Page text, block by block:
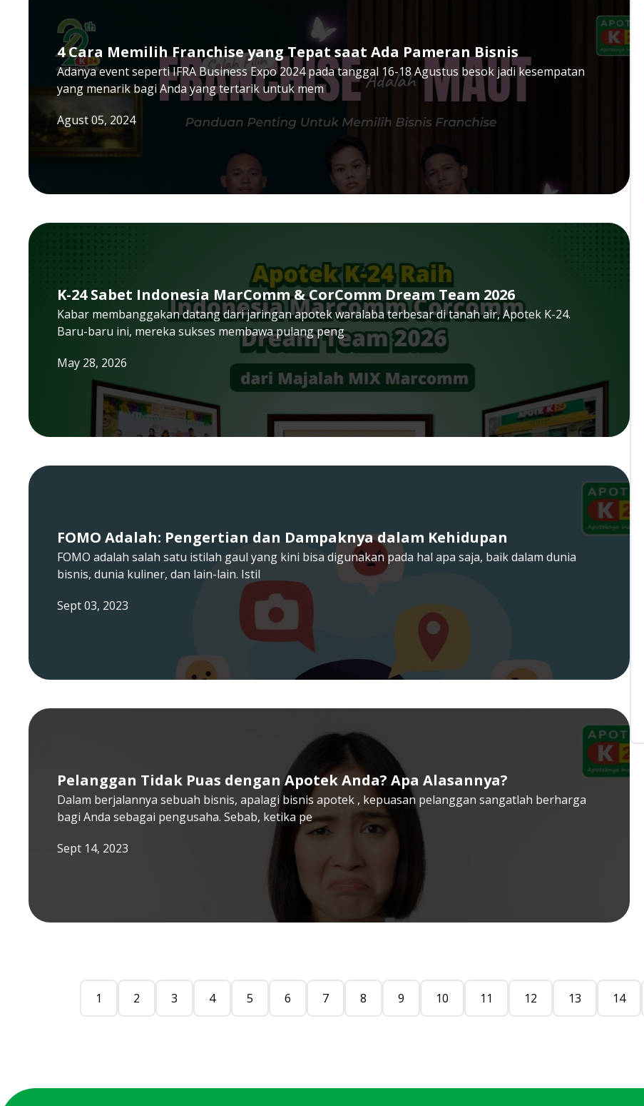
4 Cara Memilih Franchise yang Tepat saat Ada Pameran Bisnis
Adanya event seperti IFRA Business Expo 2024 pada tanggal 16-18 Agustus besok jadi kesempatan
yang menarik bagi Anda yang tertarik untuk mem
Agust 05, 2024
K-24 Sabet Indonesia MarComm & CorComm Dream Team 2026
Kabar membanggakan datang dari jaringan apotek waralaba terbesar di tanah air, Apotek K-24.
Baru-baru ini, mereka sukses membawa pulang peng
May 28, 2026
FOMO Adalah: Pengertian dan Dampaknya dalam Kehidupan
FOMO adalah salah satu istilah gaul yang kini bisa digunakan pada hal apa saja, baik dalam dunia
bisnis, dunia kuliner, dan lain-lain. Istil
Sept 03, 2023
Pelanggan Tidak Puas dengan Apotek Anda? Apa Alasannya?
Dalam berjalannya sebuah bisnis, apalagi bisnis apotek , kepuasan pelanggan sangatlah berharga
bagi Anda sebagai pengusaha. Sebab, ketika pe
Sept 14, 2023
1 2 3 4 5 6 7 8 9 10 11 12 13 14